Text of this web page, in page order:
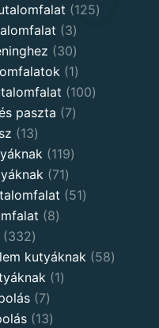
products
125125
33
products
3030
products
11
product
100100
paszta 77
1313
products
119119
7171
products
5151
88
332332
products
kutyáknak 5858
11
77
products
1313